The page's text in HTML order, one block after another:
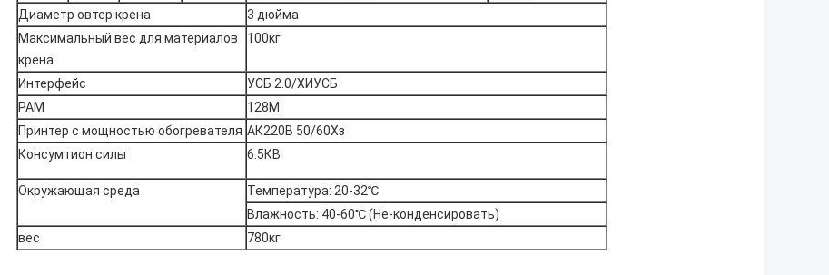
Диаметр овтер крена
3 дюйма
Максимальный вес для материалов
крена
100кг
Интерфейс
УСБ 2.0/ХИУСБ
РАМ
128М
Принтер с мощностью обогревателя АК220В 50/60Хз
Консумтион силы
6.5КВ
Окружающая среда
Температура: 20-32℃
Влажность: 40-60℃ (Не-конденсировать)
вес
780кг